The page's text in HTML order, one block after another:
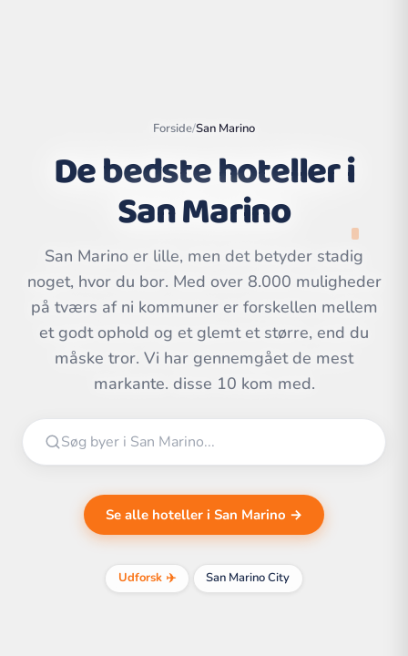
contributors | ©
Forside/San Marino
De bedste hoteller i
San Marino
San Marino er lille, men det betyder stadig
noget, hvor du bor. Med over 8.000 muligheder
på tværs af ni kommuner er forskellen mellem
et godt ophold og et glemt et større, end du
måske tror. Vi har gennemgået de mest
markante. disse 10 kom med.
Se alle hoteller i San Marino →
Udforsk ✈️ San Marino City